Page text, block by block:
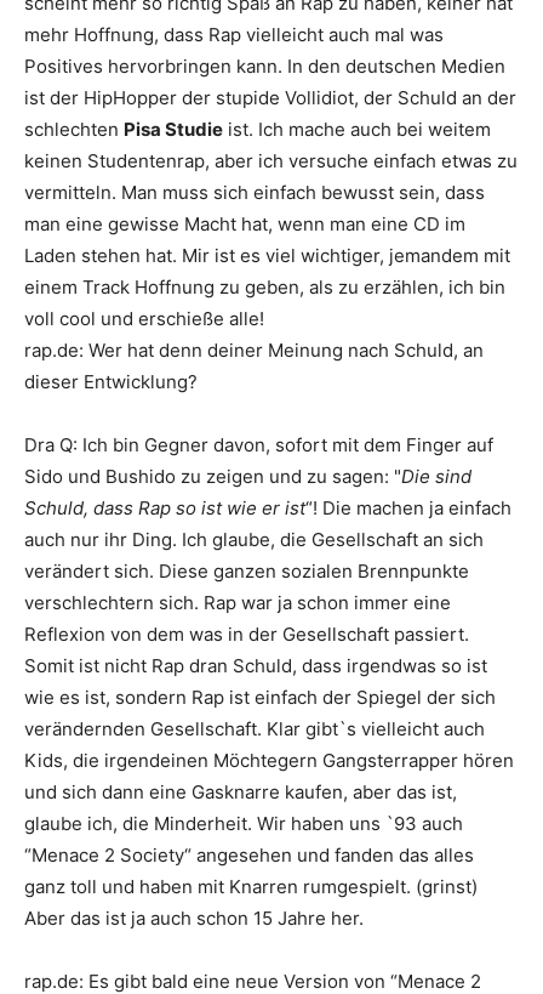
mehr Hoffnung, dass Rap vielleicht auch mal was
Positives hervorbringen kann. In den deutschen Medien
ist der HipHopper der stupide Vollidiot, der Schuld an der
schlechten Pisa Studie ist. Ich mache auch bei weitem
keinen Studentenrap, aber ich versuche einfach etwas zu
vermitteln. Man muss sich einfach bewusst sein, dass
man eine gewisse Macht hat, wenn man eine CD im
Laden stehen hat. Mir ist es viel wichtiger, jemandem mit
einem Track Hoffnung zu geben, als zu erzählen, ich bin
voll cool und erschieße alle!
rap.de: Wer hat denn deiner Meinung nach Schuld, an
dieser Entwicklung?
Dra Q: Ich bin Gegner davon, sofort mit dem Finger auf
Sido und Bushido zu zeigen und zu sagen: "Die sind
Schuld, dass Rap so ist wie er ist“! Die machen ja einfach
auch nur ihr Ding. Ich glaube, die Gesellschaft an sich
verändert sich. Diese ganzen sozialen Brennpunkte
verschlechtern sich. Rap war ja schon immer eine
Reflexion von dem was in der Gesellschaft passiert.
Somit ist nicht Rap dran Schuld, dass irgendwas so ist
wie es ist, sondern Rap ist einfach der Spiegel der sich
verändernden Gesellschaft. Klar gibt`s vielleicht auch
Kids, die irgendeinen Möchtegern Gangsterrapper hören
und sich dann eine Gasknarre kaufen, aber das ist,
glaube ich, die Minderheit. Wir haben uns `93 auch
“Menace 2 Society“ angesehen und fanden das alles
ganz toll und haben mit Knarren rumgespielt. (grinst)
Aber das ist ja auch schon 15 Jahre her.
rap.de: Es gibt bald eine neue Version von “Menace 2